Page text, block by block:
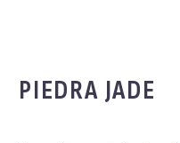
PIEDRA JADE